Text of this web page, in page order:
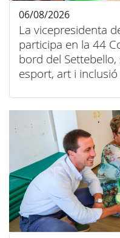
La vicepresidenta
participa en la 44
bord del
esport, art i inclusió
06/08/2026